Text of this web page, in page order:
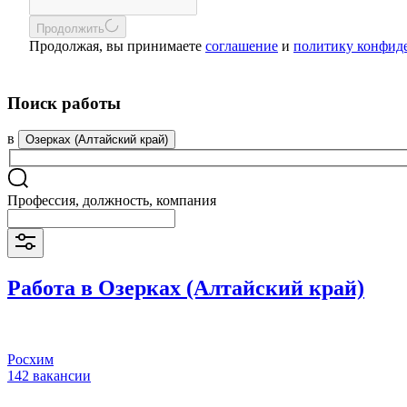
Продолжить
Продолжая, вы принимаете соглашение и политику
Поиск работы
в Озерках (Алтайский край)
Профессия, должность, компания
Работа в Озерках (Алтайский край)
Росхим
142 вакансии